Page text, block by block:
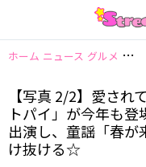
ホーム ニュース グルメ 【
【写真 2/2】愛さ
トパイ」が今年も
出演し、童謡「春が
け抜ける☆